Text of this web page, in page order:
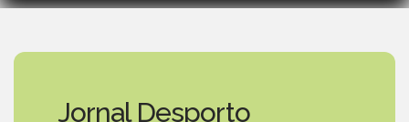
Jornal Desporto